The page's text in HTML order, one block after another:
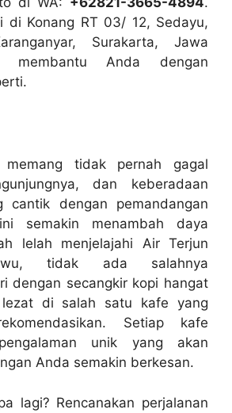
di Konang RT 03/ 12, Sedayu,
Surakarta, Jawa
membantu Anda dengan
memang tidak pernah gagal
dan keberadaan
cantik dengan pemandangan
semakin menambah daya
lelah menjelajahi Air Terjun
tidak ada salahnya
dengan secangkir kopi hangat
di salah satu kafe yang
Setiap kafe
unik yang akan
Anda semakin berkesan.
lagi? Rencanakan perjalanan